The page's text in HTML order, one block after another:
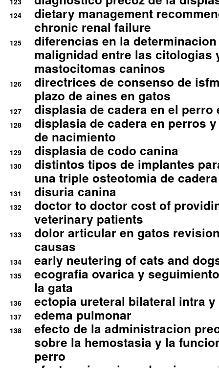
124
dietary management
chronic renal failure
125
diferencias en la
malignidad entre las citologias
mastocitomas caninos
126
directrices de consenso de
plazo de aines en gatos
127 displasia de cadera en el perro
128
displasia de cadera en perros
de nacimiento
129 displasia de codo canina
130
distintos tipos de implantes
una triple osteotomia de cadera
131 disuria canina
132
doctor to doctor cost of
veterinary patients
133
dolor articular en gatos
causas
134 early neutering of cats and
135
ecografia ovarica y
la gata
136 ectopia ureteral bilateral intra
137 edema pulmonar
138
efecto de la administracion
sobre la hemostasia y la
perro